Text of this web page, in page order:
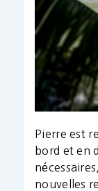
Pierre est
bord et en
nouvelles